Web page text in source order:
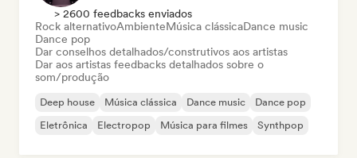
> 2600 feedbacks enviados
Rock alternativoAmbienteMúsica clássicaDance music
Dance pop
Dar conselhos detalhados/construtivos aos artistas
Dar aos artistas feedbacks detalhados sobre o
som/produção
Deep house Música clássica Dance music
Dance pop
Eletrônica
Electropop Música para filmes Synthpop